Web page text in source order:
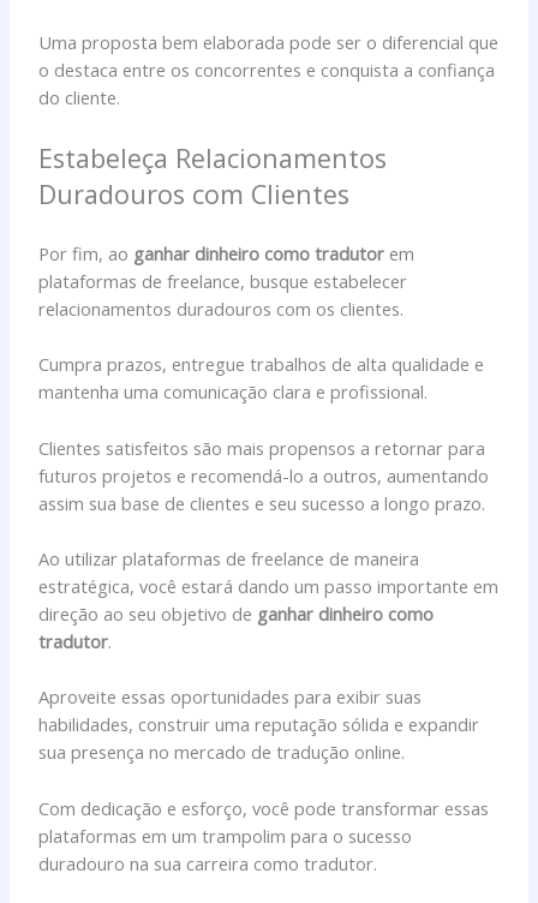
Uma proposta bem elaborada pode ser o diferencial que
o destaca entre os concorrentes e conquista a confiança
do cliente.
Estabeleça Relacionamentos
Duradouros com Clientes
Por fim, ao ganhar dinheiro como tradutor em
plataformas de freelance, busque estabelecer
relacionamentos duradouros com os clientes.
Cumpra prazos, entregue trabalhos de alta qualidade e
mantenha uma comunicação clara e profissional.
Clientes satisfeitos são mais propensos a retornar para
futuros projetos e recomendá-lo a outros, aumentando
assim sua base de clientes e seu sucesso a longo prazo.
Ao utilizar plataformas de freelance de maneira
estratégica, você estará dando um passo importante em
direção ao seu objetivo de ganhar dinheiro como
tradutor.
Aproveite essas oportunidades para exibir suas
habilidades, construir uma reputação sólida e expandir
sua presença no mercado de tradução online.
Com dedicação e esforço, você pode transformar essas
plataformas em um trampolim para o sucesso
duradouro na sua carreira como tradutor.